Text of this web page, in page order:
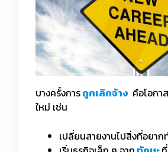
บางครั้งการถูกเลิกจ้าง คือโอกา
ใหม่ เช่น
เปลี่ยนสายงานไปสิ่งที่อยาก